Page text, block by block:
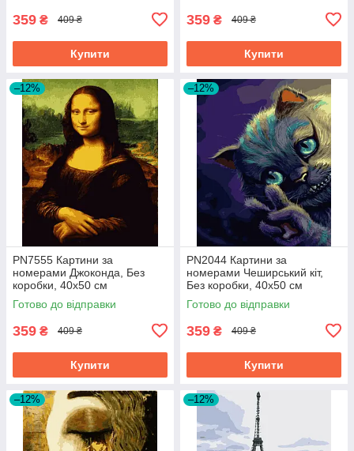
359 ₴ 409 ₴
Купити
359 ₴ 409 ₴
Купити
–12%
PN7555 Картини за
номерами Джоконда, Без
коробки, 40х50 см
Готово до відправки
359 ₴ 409 ₴
Купити
–12%
PN2044 Картини за
номерами Чеширський кіт,
Без коробки, 40х50 см
Готово до відправки
359 ₴ 409 ₴
Купити
–12% –12%